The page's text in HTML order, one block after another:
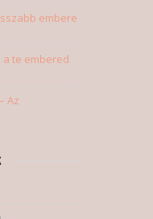
embere
a te embered
Az